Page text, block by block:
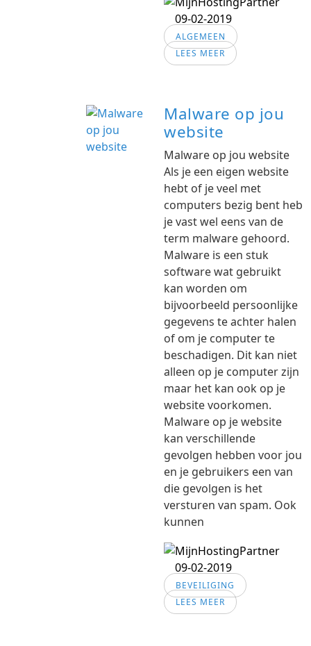
09-02-2019
ALGEMEEN
LEES MEER
Malware op jou
website
Malware op jou website
Als je een eigen website
hebt of je veel met
computers bezig bent heb
je vast wel eens van de
term malware gehoord.
Malware is een stuk
software wat gebruikt
kan worden om
bijvoorbeeld persoonlijke
gegevens te achter halen
of om je computer te
beschadigen. Dit kan niet
alleen op je computer zijn
maar het kan ook op je
website voorkomen.
Malware op je website
kan verschillende
gevolgen hebben voor jou
en je gebruikers een van
die gevolgen is het
versturen van spam. Ook
kunnen
09-02-2019
BEVEILIGING
LEES MEER